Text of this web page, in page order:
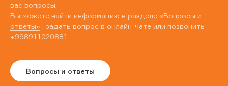
вас вопросы.
Вы можете найти информацию в разделе «Вопросы и
ответы» , задать вопрос в онлайн-чате или позвонить
+998911020881
Вопросы и ответы